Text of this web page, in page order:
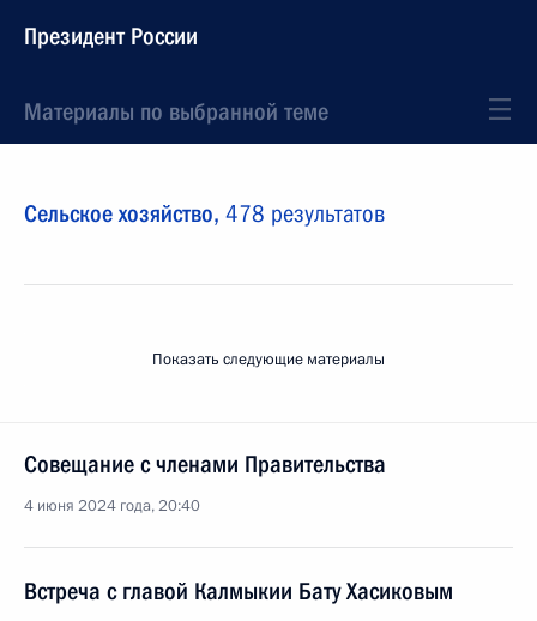
Президент России
Материалы по выбранной теме
Сельское хозяйство, 478 результатов
Показать следующие материалы
Совещание с членами Правительства
4 июня 2024 года, 20:40
Встреча с главой Калмыкии Бату Хасиковым